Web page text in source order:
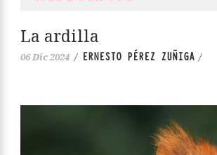
La ardilla
06 Dic 2024 / ERNESTO PÉREZ ZUÑIGA /